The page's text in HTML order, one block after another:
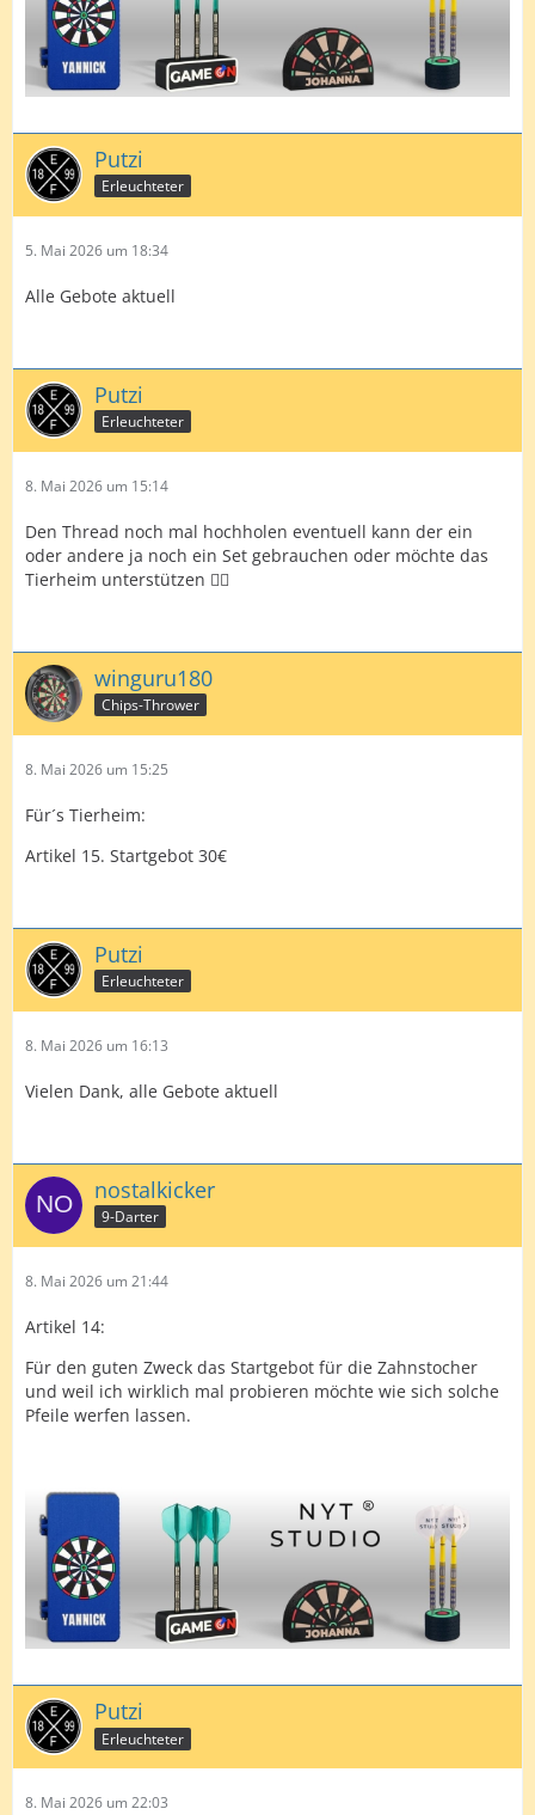
Putzi
Erleuchteter
5. Mai 2026 um 18:34
Alle Gebote aktuell
Putzi
Erleuchteter
8. Mai 2026 um 15:14
Den Thread noch mal hochholen eventuell kann der ein
oder andere ja noch ein Set gebrauchen oder möchte das
Tierheim unterstützen 👍🏼
winguru180
Chips-Thrower
8. Mai 2026 um 15:25
Für´s Tierheim:
Artikel 15. Startgebot 30€
Putzi
Erleuchteter
8. Mai 2026 um 16:13
Vielen Dank, alle Gebote aktuell
nostalkicker
9-Darter
8. Mai 2026 um 21:44
Artikel 14:
Für den guten Zweck das Startgebot für die Zahnstocher
und weil ich wirklich mal probieren möchte wie sich solche
Pfeile werfen lassen.
Putzi
Erleuchteter
8. Mai 2026 um 22:03